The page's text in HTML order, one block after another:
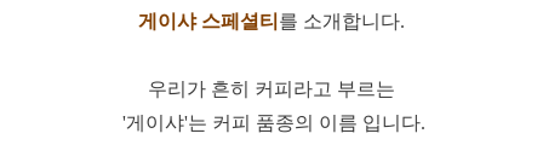
게이샤 스페셜티 를 소개합니다.
우리가 흔히 커피라고 부르는
'게이샤'는 커피 품종의 이름 입니다.